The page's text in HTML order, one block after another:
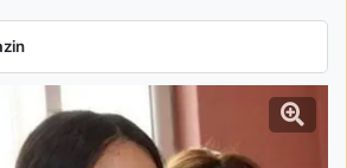
Sonra Mutlu Kaya Yeni